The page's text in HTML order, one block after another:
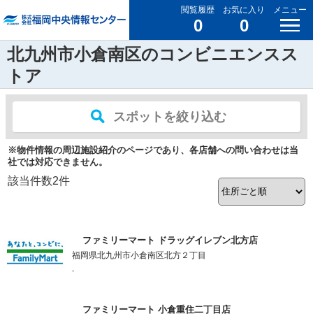
閲覧履歴
0
お気に入り
0
メニュー
北九州市小倉南区のコンビニエンスス
トア
スポットを絞り込む
※物件情報の周辺施設紹介のページであり、各店舗への問い合わせは当
社では対応できません。
該当件数2件
ファミリーマート ドラッグイレブン北方店
福岡県北九州市小倉南区北方２丁目
-
ファミリーマート 小倉重住二丁目店